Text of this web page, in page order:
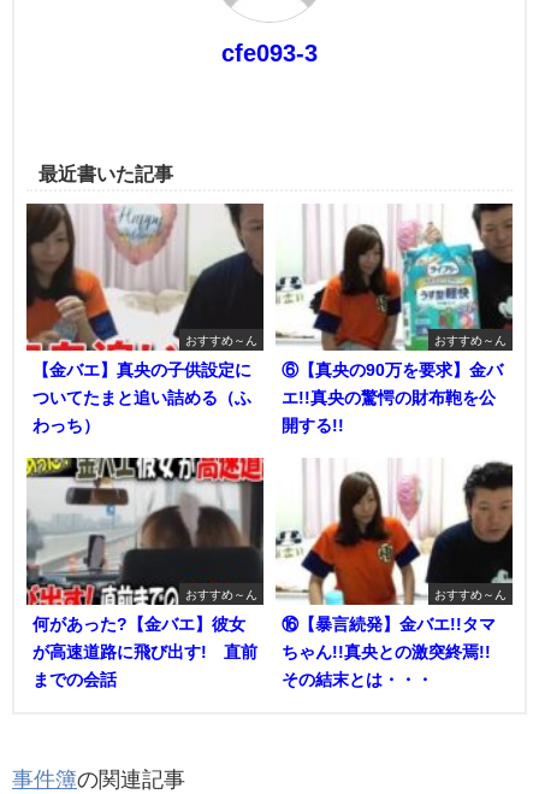
cfe093-3
最近書いた記事
おすすめ～ん
【金バエ】真央の子供設定に
ついてたまと追い詰める（ふ
わっち）
おすすめ～ん
⑥【真央の90万を要求】金バ
エ!!真央の驚愕の財布鞄を公
開する!!
おすすめ～ん
何があった?【金バエ】彼女
が高速道路に飛び出す! 直前
までの会話
おすすめ～ん
⑯【暴言続発】金バエ!!タマ
ちゃん!!真央との激突終焉!!
その結末とは・・・
事件簿の関連記事